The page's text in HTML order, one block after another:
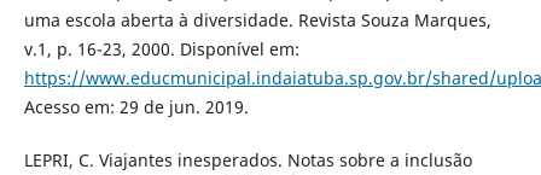
uma escola aberta à diversidade. Revista Souza Marques,
v.1, p. 16-23, 2000. Disponível em:
https://www.educmunicipal.indaiatuba.sp.gov.br/shared/
Acesso em: 29 de jun. 2019.
LEPRI, C. Viajantes inesperados. Notas sobre a inclusão